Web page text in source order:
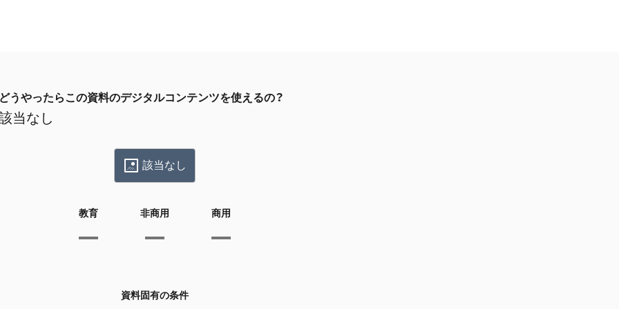
どうやったらこの資料のデジタルコンテンツを使えるの？
当なし
該当なし
教育 非商用 商用
資料固有の条件